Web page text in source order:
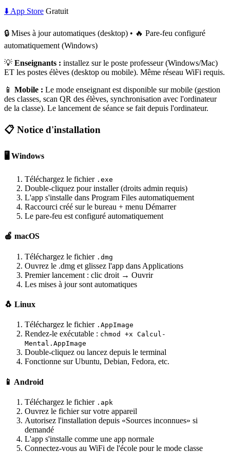
⬇️ App Store Gratuit
🔒 Mises à jour automatiques (desktop) • 🔥 Pare-feu configuré
automatiquement (Windows)
💡 Enseignants : installez sur le poste professeur (Windows/Mac)
ET les postes élèves (desktop ou mobile). Même réseau WiFi requis.
📱 Mobile : Le mode enseignant est disponible sur mobile (gestion
des classes, scan QR des élèves, synchronisation avec l'ordinateur
de la classe). Le lancement de séance se fait depuis l'ordinateur.
📋 Notice d'installation
🖥️ Windows
Téléchargez le fichier .exe
Double-cliquez pour installer (droits admin requis)
L'app s'installe dans Program Files automatiquement
Raccourci créé sur le bureau + menu Démarrer
Le pare-feu est configuré automatiquement
🍎 macOS
Téléchargez le fichier .dmg
Ouvrez le .dmg et glissez l'app dans Applications
Premier lancement : clic droit → Ouvrir
Les mises à jour sont automatiques
🐧 Linux
Téléchargez le fichier .AppImage
Rendez-le exécutable : chmod +x Calcul-
Mental.AppImage
Double-cliquez ou lancez depuis le terminal
Fonctionne sur Ubuntu, Debian, Fedora, etc.
📱 Android
Téléchargez le fichier .apk
Ouvrez le fichier sur votre appareil
Autorisez l'installation depuis «Sources inconnues» si
demandé
L'app s'installe comme une app normale
Connectez-vous au WiFi de l'école pour le mode classe